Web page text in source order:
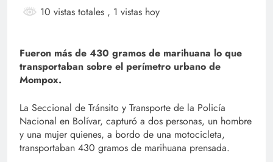
10 vistas totales , 1 vistas hoy
Fueron más de 430 gramos de marihuana lo que
transportaban sobre el perímetro urbano de
Mompox.
La Seccional de Tránsito y Transporte de la Policía
Nacional en Bolívar, capturó a dos personas, un hombre
y una mujer quienes, a bordo de una motocicleta,
transportaban 430 gramos de marihuana prensada.